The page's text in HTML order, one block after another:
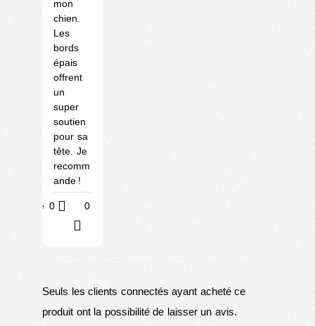
mon
chien.
Les
bords
épais
offrent
un
super
soutien
pour sa
tête. Je
recomm
ande !
Utile 0 0
Seuls les clients connectés ayant acheté ce
produit ont la possibilité de laisser un avis.